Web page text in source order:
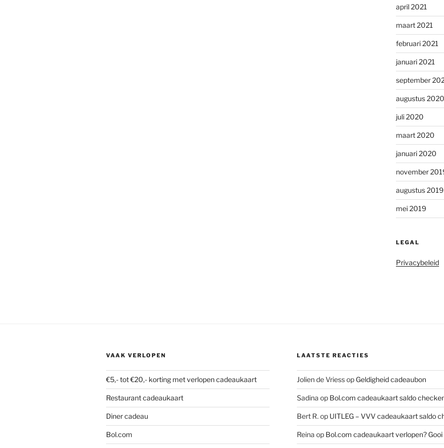
april 2021
maart 2021
februari 2021
januari 2021
september
augustus 2020
juli 2020
maart 2020
januari 2020
november
augustus 2019
mei 2019
LEGAL
Privacybeleid
VAAK VERLOPEN
€5,- tot €20,- korting met verlopen cadeaukaart
Restaurant cadeaukaart
Diner cadeau
Bol.com
LAATSTE REACTIES
Jolien de Vriessop Geldigheid cadeaubon
Sadina op Bol.com cadeaukaart saldo
Bert R. op UITLEG – VVV cadeaukaart saldo
Reina op Bol.com cadeaukaart verlopen?